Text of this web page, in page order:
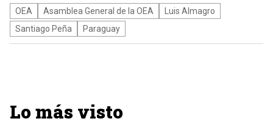
OEA Asamblea General de la OEA
Luis Almagro
Santiago Peña
Paraguay
Lo más visto